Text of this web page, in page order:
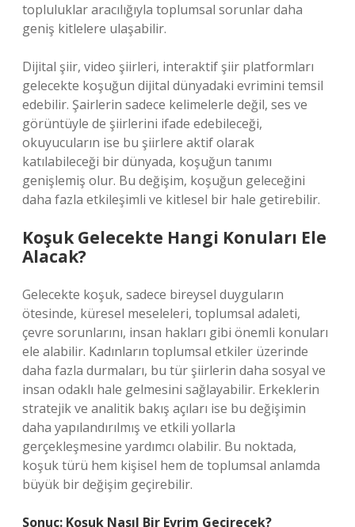
topluluklar aracılığıyla toplumsal sorunlar daha
geniş kitlelere ulaşabilir.
Dijital şiir, video şiirleri, interaktif şiir platformları
gelecekte koşuğun dijital dünyadaki evrimini temsil
edebilir. Şairlerin sadece kelimelerle değil, ses ve
görüntüyle de şiirlerini ifade edebileceği,
okuyucuların ise bu şiirlere aktif olarak
katılabileceği bir dünyada, koşuğun tanımı
genişlemiş olur. Bu değişim, koşuğun geleceğini
daha fazla etkileşimli ve kitlesel bir hale getirebilir.
Koşuk Gelecekte Hangi Konuları Ele
Alacak?
Gelecekte koşuk, sadece bireysel duyguların
ötesinde, küresel meseleleri, toplumsal adaleti,
çevre sorunlarını, insan hakları gibi önemli konuları
ele alabilir. Kadınların toplumsal etkiler üzerinde
daha fazla durmaları, bu tür şiirlerin daha sosyal ve
insan odaklı hale gelmesini sağlayabilir. Erkeklerin
stratejik ve analitik bakış açıları ise bu değişimin
daha yapılandırılmış ve etkili yollarla
gerçekleşmesine yardımcı olabilir. Bu noktada,
koşuk türü hem kişisel hem de toplumsal anlamda
büyük bir değişim geçirebilir.
Sonuç: Koşuk Nasıl Bir Evrim Geçirecek?